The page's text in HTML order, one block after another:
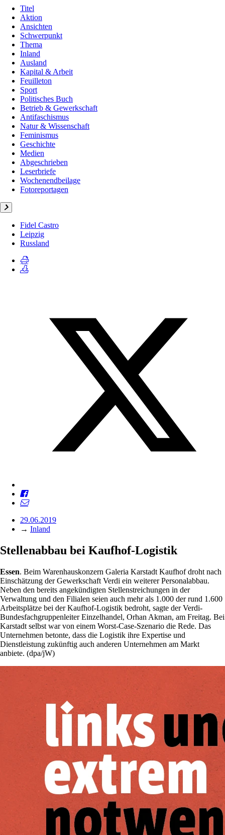
Titel
Aktion
Ansichten
Schwerpunkt
Thema
Inland
Ausland
Kapital & Arbeit
Feuilleton
Sport
Politisches Buch
Betrieb & Gewerkschaft
Antifaschismus
Natur & Wissenschaft
Feminismus
Geschichte
Medien
Abgeschrieben
Leserbriefe
Wochenendbeilage
Fotoreportagen
Fidel Castro
Leipzig
Russland
29.06.2019
→ Inland
Stellenabbau bei Kaufhof-Logistik
Essen. Beim Warenhauskonzern Galeria Karstadt Kaufhof droht nach
Einschätzung der Gewerkschaft Verdi ein weiterer Personalabbau.
Neben den bereits angekündigten Stellenstreichungen in der
Verwaltung und den Filialen seien auch mehr als 1.000 der rund 1.600
Arbeitsplätze bei der Kaufhof-Logistik bedroht, sagte der Verdi-
Bundesfachgruppenleiter Einzelhandel, Orhan Akman, am Freitag. Bei
Karstadt selbst war von einem Worst-Case-Szenario die Rede. Das
Unternehmen betonte, dass die Logistik ihre Expertise und
Dienstleistung zukünftig auch anderen Unternehmen am Markt
anbiete. (dpa/jW)